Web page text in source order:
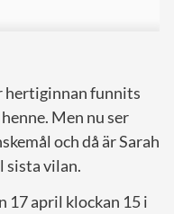
hertiginnan funnits
Men nu ser
och då är Sarah
sista vilan.
17 april klockan 15 i